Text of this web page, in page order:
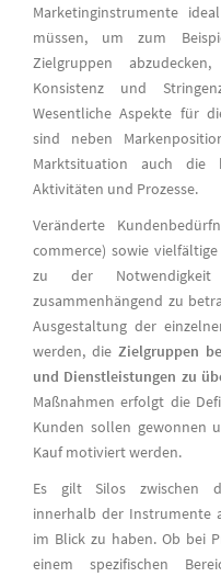
Marketinginstrumente
müssen, um zum
Zielgruppen
Konsistenz und
Wesentliche Aspekte für
sind neben
Marktsituation auch die
Aktivitäten und Prozesse.
Veränderte
commerce) sowie
zu der Notwendigkeit
zusammenhängend zu
Ausgestaltung der
werden, dieZielgruppen
und Dienstleistungen zu
Maßnahmen erfolgt die
Kunden sollen gewonnen
Kauf motiviert werden.
Es gilt Silos zwischen
innerhalb der Instrumente
im Blick zu haben. Ob bei
einem spezifischen